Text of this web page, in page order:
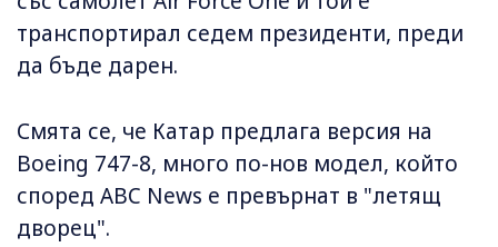
транспортирал седем президенти, преди
да бъде дарен.
Смята се, че Катар предлага версия на
Boeing 747-8, много по-нов модел, който
според ABC News е превърнат в "летящ
дворец".